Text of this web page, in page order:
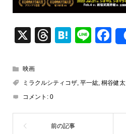
X
T
a
d
s
H
n
Li
F
e
o
映画
ミラクルシティコザ, 平一紘, 桐谷健太
コメント: 0